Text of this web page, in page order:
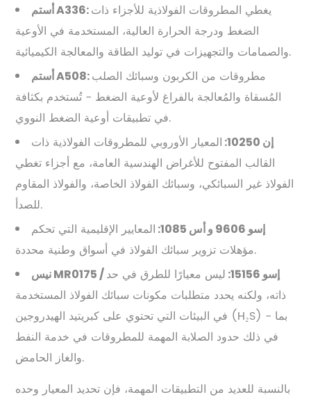
أستم A336:يغطي المطروقات الفولاذية للأجزاء ذات
الضغط ودرجة الحرارة العالية، المستخدمة في الأوعية
والصمامات والتجهيزات في توليد الطاقة والمعالجة الكيميائية.
أستم A508:مطروقات من الكربون وسبائك الصلب
المُسقاة والمُعالجة بالفراغ لأوعية الضغط - تُستخدم بكثافة
في تطبيقات أوعية الضغط النووي.
إن 10250:
المعيار الأوروبي للمطروقات الفولاذية ذات
القالب المفتوح للأغراض الهندسية العامة، مع أجزاء تغطي
الفولاذ غير السبائكي، وسبائك الفولاذ الخاصة، والفولاذ المقاوم
للصدأ.
إسو 9606 و أس 1085:
المعايير الإقليمية التي تحكم
مؤهلات تزوير سبائك الفولاذ في أسواق وطنية محددة.
نيس MR0175 / إسو 15156:
ليس معيارًا للطرق في حد
ذاته، ولكنه يحدد متطلبات مكونات سبائك الفولاذ المستخدمة
في البيئات التي تحتوي على كبريتيد الهيدروجين (H₂S) - بما
في ذلك حدود الصلابة المهمة للمطروقات في خدمة النفط
والغاز الحامض.
بالنسبة للعديد من التطبيقات المهمة، فإن تحديد المعيار وحده